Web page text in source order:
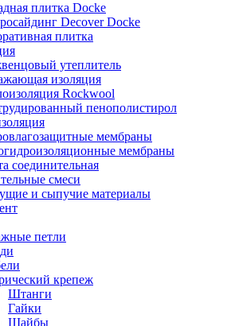
плитка Docke
Decover Docke
плитка
утеплитель
изоляция
Rockwool
пенополистирол
мембраны
мембраны
соединительная
смеси
и сыпучие материалы
петли
крепеж
Штанги
Гайки
Шайбы